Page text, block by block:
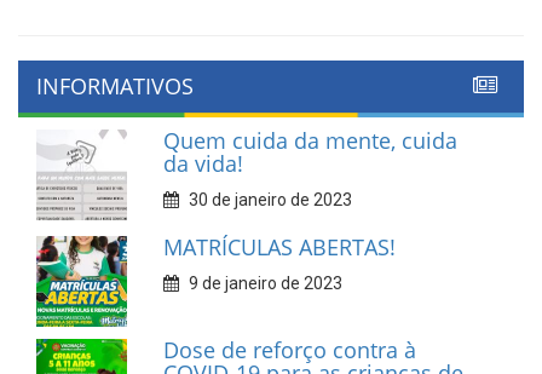
INFORMATIVOS
Quem cuida da mente, cuida
da vida!
30 de janeiro de 2023
MATRÍCULAS ABERTAS!
9 de janeiro de 2023
Dose de reforço contra à